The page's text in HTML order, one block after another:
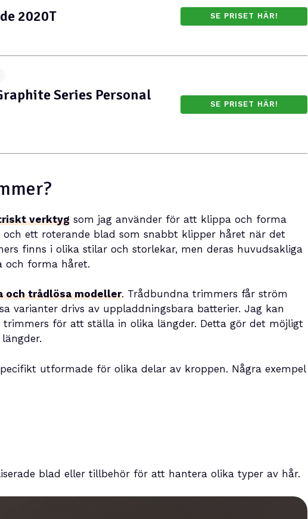
2020T SE PRISET HÄR!
Series Personal
SE PRISET HÄR!
verktyg som jag använder för att klippa och forma
ett roterande blad som snabbt klipper håret när det
finns i olika stilar och storlekar, men deras huvudsakliga
forma håret.
och trådlösa modeller. Trådbundna trimmers får ström
varianter drivs av uppladdningsbara batterier. Jag kan
trimmers för att ställa in olika längder. Detta gör det möjligt
utformade för olika delar av kroppen. Några exempel
blad eller tillbehör för att hantera olika typer av hår.